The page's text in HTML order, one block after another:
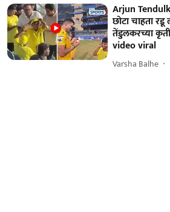
Arjun
छोटा चाहता
तेंडुलकरच्या
video viral
Varsha Balhe